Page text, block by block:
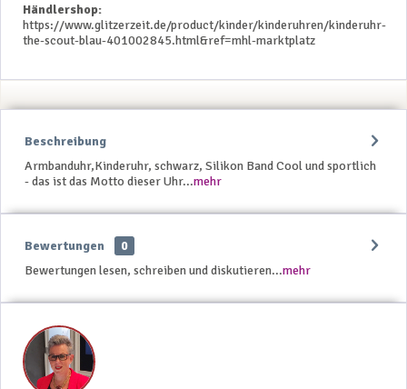
Händlershop:
https://www.glitzerzeit.de/product/kinder/kinderuhren/kinderuhr-
the-scout-blau-401002845.html&ref=mhl-marktplatz
Beschreibung
Armbanduhr,Kinderuhr, schwarz, Silikon Band Cool und sportlich
- das ist das Motto dieser Uhr...mehr
Bewertungen
0
Bewertungen lesen, schreiben und diskutieren...mehr